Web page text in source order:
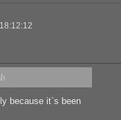
because it`s been